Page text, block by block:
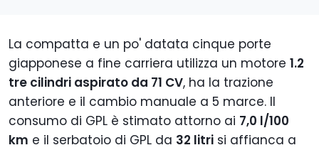
La compatta e un po' datata cinque porte
giapponese a fine carriera utilizza un motore 1.2
tre cilindri aspirato da 71 CV, ha la trazione
anteriore e il cambio manuale a 5 marce. Il
consumo di GPL è stimato attorno ai 7,0 l/100
km e il serbatoio di GPL da 32 litri si affianca a